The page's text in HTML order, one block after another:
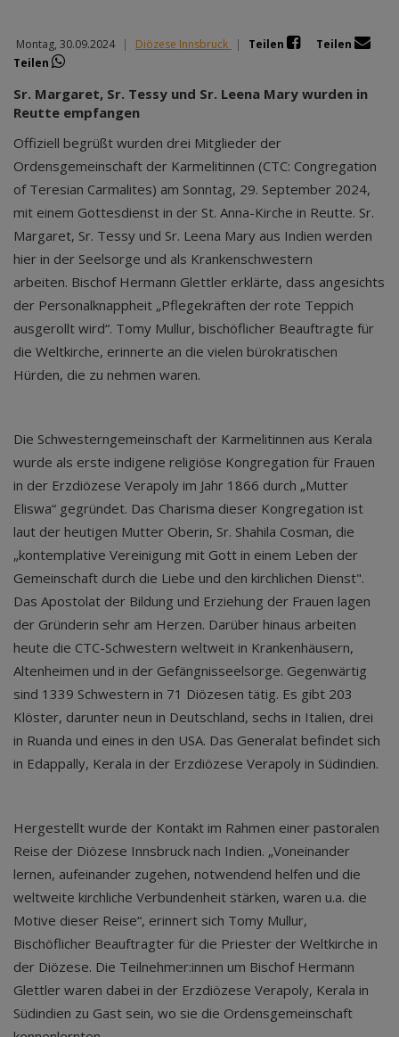
Montag, 30.09.2024 | Diözese Innsbruck | Teilen
Teilen
Teilen
Sr. Margaret, Sr. Tessy und Sr. Leena Mary wurden in
Reutte empfangen
Offiziell begrüßt wurden drei Mitglieder der
Ordensgemeinschaft der Karmelitinnen (CTC: Congregation
of Teresian Carmalites) am Sonntag, 29. September 2024,
mit einem Gottesdienst in der St. Anna-Kirche in Reutte. Sr.
Margaret, Sr. Tessy und Sr. Leena Mary aus Indien werden
hier in der Seelsorge und als Krankenschwestern
arbeiten. Bischof Hermann Glettler erklärte, dass angesichts
der Personalknappheit „Pflegekräften der rote Teppich
ausgerollt wird“. Tomy Mullur, bischöflicher Beauftragte für
die Weltkirche, erinnerte an die vielen bürokratischen
Hürden, die zu nehmen waren.
Die Schwesterngemeinschaft der Karmelitinnen aus Kerala
wurde als erste indigene religiöse Kongregation für Frauen
in der Erzdiözese Verapoly im Jahr 1866 durch „Mutter
Eliswa“ gegründet. Das Charisma dieser Kongregation ist
laut der heutigen Mutter Oberin, Sr. Shahila Cosman, die
„kontemplative Vereinigung mit Gott in einem Leben der
Gemeinschaft durch die Liebe und den kirchlichen Dienst".
Das Apostolat der Bildung und Erziehung der Frauen lagen
der Gründerin sehr am Herzen. Darüber hinaus arbeiten
heute die CTC-Schwestern weltweit in Krankenhäusern,
Altenheimen und in der Gefängnisseelsorge. Gegenwärtig
sind 1339 Schwestern in 71 Diözesen tätig. Es gibt 203
Klöster, darunter neun in Deutschland, sechs in Italien, drei
in Ruanda und eines in den USA. Das Generalat befindet sich
in Edappally, Kerala in der Erzdiözese Verapoly in Südindien.
Hergestellt wurde der Kontakt im Rahmen einer pastoralen
Reise der Diözese Innsbruck nach Indien. „Voneinander
lernen, aufeinander zugehen, notwendend helfen und die
weltweite kirchliche Verbundenheit stärken, waren u.a. die
Motive dieser Reise“, erinnert sich Tomy Mullur,
Bischöflicher Beauftragter für die Priester der Weltkirche in
der Diözese. Die Teilnehmer:innen um Bischof Hermann
Glettler waren dabei in der Erzdiözese Verapoly, Kerala in
Südindien zu Gast sein, wo sie die Ordensgemeinschaft